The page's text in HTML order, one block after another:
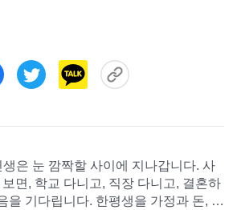
은 눈 깜짝할 사이에 지나갑니다. 사
면, 학교 다니고, 직장 다니고, 결혼하
을 기다립니다. 한평생을 가정과 돈, 지